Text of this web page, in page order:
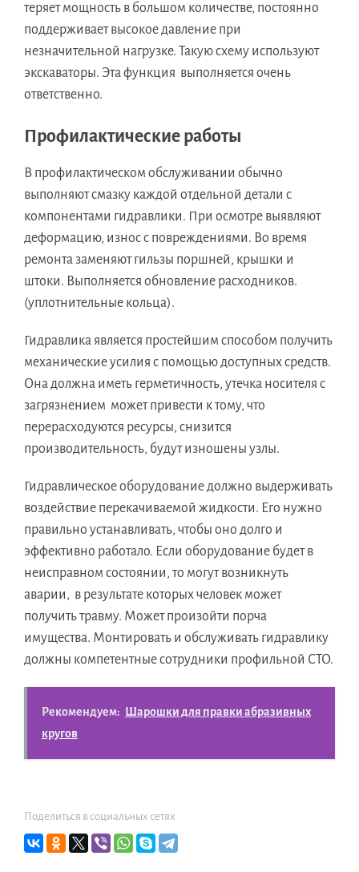
теряет мощность в большом количестве, постоянно
поддерживает высокое давление при
незначительной нагрузке. Такую схему используют
экскаваторы. Эта функция выполняется очень
ответственно.
Профилактические работы
В профилактическом обслуживании обычно
выполняют смазку каждой отдельной детали с
компонентами гидравлики. При осмотре выявляют
деформацию, износ с повреждениями. Во время
ремонта заменяют гильзы поршней, крышки и
штоки. Выполняется обновление расходников.
(уплотнительные кольца).
Гидравлика является простейшим способом получить
механические усилия с помощью доступных средств.
Она должна иметь герметичность, утечка носителя с
загрязнением может привести к тому, что
перерасходуются ресурсы, снизится
производительность, будут изношены узлы.
Гидравлическое оборудование должно выдерживать
воздействие перекачиваемой жидкости. Его нужно
правильно устанавливать, чтобы оно долго и
эффективно работало. Если оборудование будет в
неисправном состоянии, то могут возникнуть
аварии, в результате которых человек может
получить травму. Может произойти порча
имущества. Монтировать и обслуживать гидравлику
должны компетентные сотрудники профильной СТО.
Рекомендуем:
Шарошки для правки абразивных
кругов
Поделиться в социальных сетях